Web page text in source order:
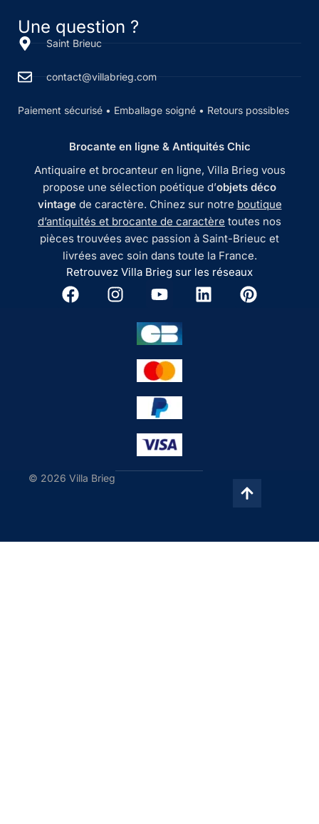
Une question ?
Saint Brieuc
contact@villabrieg.com
Paiement sécurisé • Emballage soigné • Retours possibles
Brocante en ligne & Antiquités Chic
Antiquaire et brocanteur en ligne, Villa Brieg vous
propose une sélection poétique d’objets déco
vintagede caractère. Chinez sur notre boutique
d’antiquités et brocante de caractère toutes nos
pièces trouvées avec passion à Saint-Brieuc et
livrées avec soin dans toute la France.
Retrouvez Villa Brieg sur les réseaux
© 2026 Villa Brieg